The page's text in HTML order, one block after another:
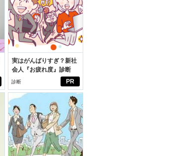
PR
実はがんばりすぎ？新社
会人『お疲れ度』診断
診断